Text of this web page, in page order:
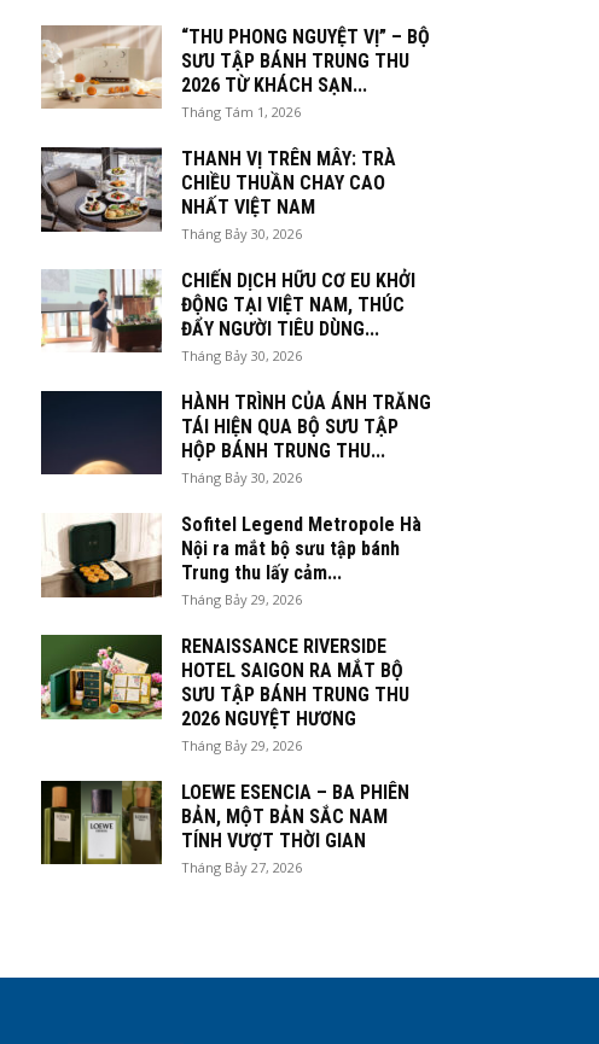
“THU PHONG NGUYỆT VỊ” – BỘ
SƯU TẬP BÁNH TRUNG THU
2026 TỪ KHÁCH SẠN...
Tháng Tám 1, 2026
THANH VỊ TRÊN MÂY: TRÀ
CHIỀU THUẦN CHAY CAO
NHẤT VIỆT NAM
Tháng Bảy 30, 2026
CHIẾN DỊCH HỮU CƠ EU KHỞI
ĐỘNG TẠI VIỆT NAM, THÚC
ĐẨY NGƯỜI TIÊU DÙNG...
Tháng Bảy 30, 2026
HÀNH TRÌNH CỦA ÁNH TRĂNG
TÁI HIỆN QUA BỘ SƯU TẬP
HỘP BÁNH TRUNG THU...
Tháng Bảy 30, 2026
Sofitel Legend Metropole Hà
Nội ra mắt bộ sưu tập bánh
Trung thu lấy cảm...
Tháng Bảy 29, 2026
RENAISSANCE RIVERSIDE
HOTEL SAIGON RA MẮT BỘ
SƯU TẬP BÁNH TRUNG THU
2026 NGUYỆT HƯƠNG
Tháng Bảy 29, 2026
LOEWE ESENCIA – BA PHIÊN
BẢN, MỘT BẢN SẮC NAM
TÍNH VƯỢT THỜI GIAN
Tháng Bảy 27, 2026